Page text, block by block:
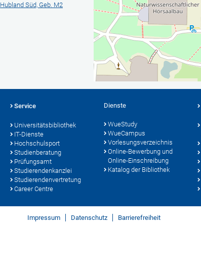
Hubland Süd, Geb. M2
Service
Universitätsbibliothek
IT-Dienste
Hochschulsport
Studienberatung
Prüfungsamt
Studierendenkanzlei
Studierendenvertretung
Career Centre
Dienste
WueStudy
WueCampus
Vorlesungsverzeichnis
Online-Bewerbung und
Online-Einschreibung
Katalog der Bibliothek
Impressum Datenschutz Barrierefreiheit